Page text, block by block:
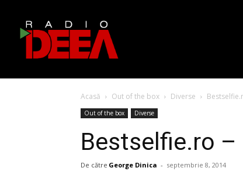
Acasă Out of the box Diverse
Out of the box Diverse
Bestselfie.ro
De către George Dinica - septembrie 8, 2014